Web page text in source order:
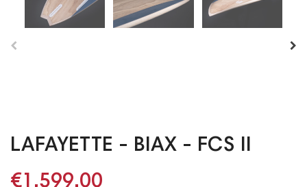
LAFAYETTE - BIAX - FCS II
€1,599.00